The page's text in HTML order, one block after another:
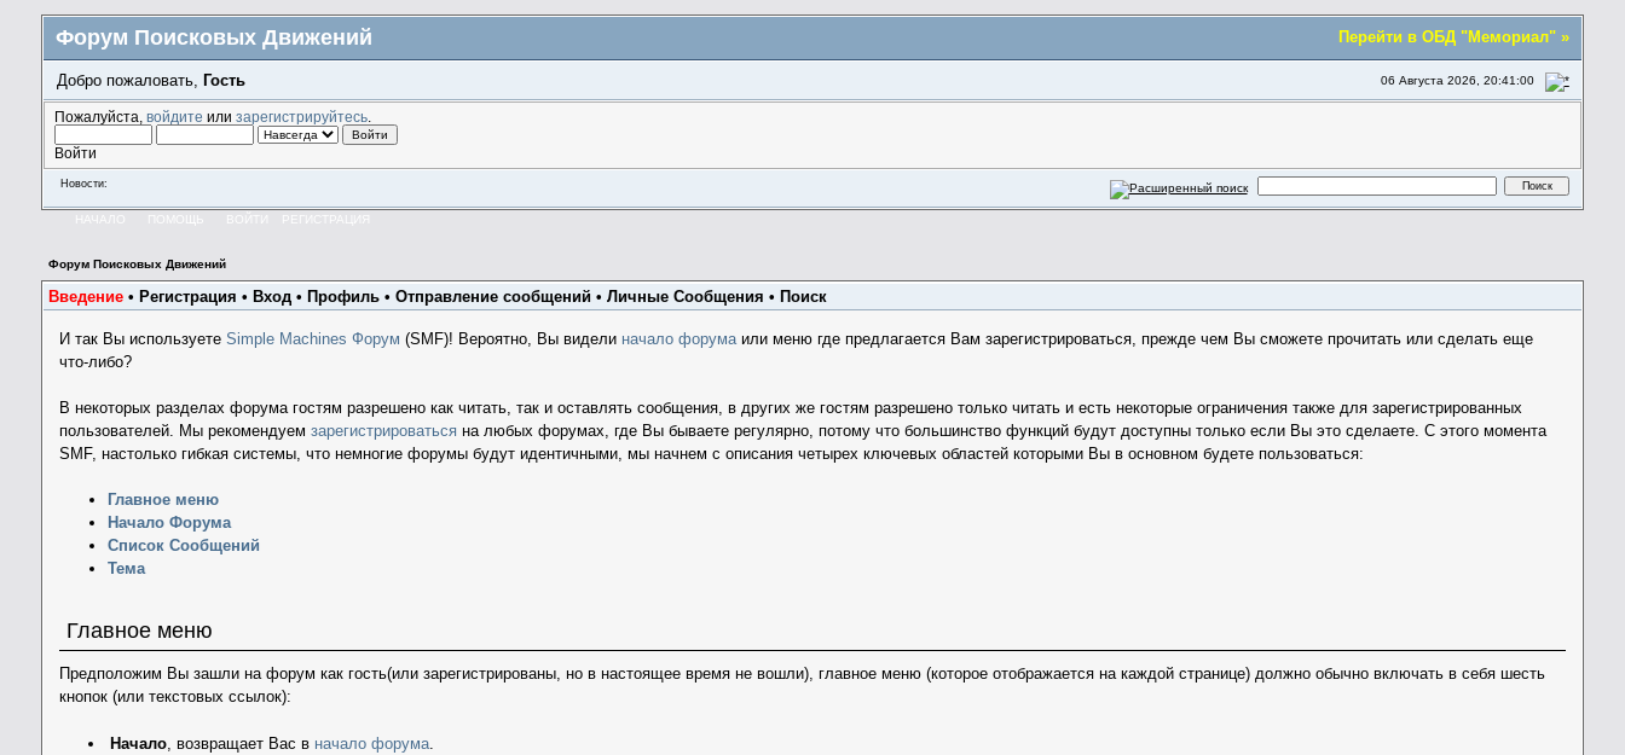
Перейти в ОБД "Мемориал" »
Форум Поисковых Движений
06 Августа 2026, 20:41:00
Добро пожаловать,Гость
Пожалуйста, войдите или зарегистрируйтесь.
Войти
Новости:
НАЧАЛО ПОМОЩЬ ВОЙТИ РЕГИСТРАЦИЯ
Форум Поисковых Движений
Введение• Регистрация • Вход• Профиль• Отправление сообщений• Личные Сообщения • Поиск
И так Вы используетеSimple Machines Форум (SMF)! Вероятно, Вы видели начало форума или меню где предлагается Вам зарегистрироваться, прежде чем Вы сможете прочитать или сделать еще
что-либо?
В некоторых разделах форума гостям разрешено как читать, так и оставлять сообщения, в других же гостям разрешено только читать и есть некоторые ограничения также для зарегистрированных
пользователей. Мы рекомендуемзарегистрироваться на любых форумах, где Вы бываете регулярно, потому что большинство функций будут доступны только если Вы это сделаете. С этого момента
SMF, настолько гибкая системы, что немногие форумы будут идентичными, мы начнем с описания четырех ключевых областей которыми Вы в основном будете пользоваться:
Главное меню
Начало Форума
Список Сообщений
Тема
Главное меню
Предположим Вы зашли на форум как гость(или зарегистрированы, но в настоящее время не вошли), главное меню (которое отображается на каждой странице) должно обычно включать в себя шесть
кнопок (или текстовых ссылок):
Начало, возвращает Вас в начало форума.